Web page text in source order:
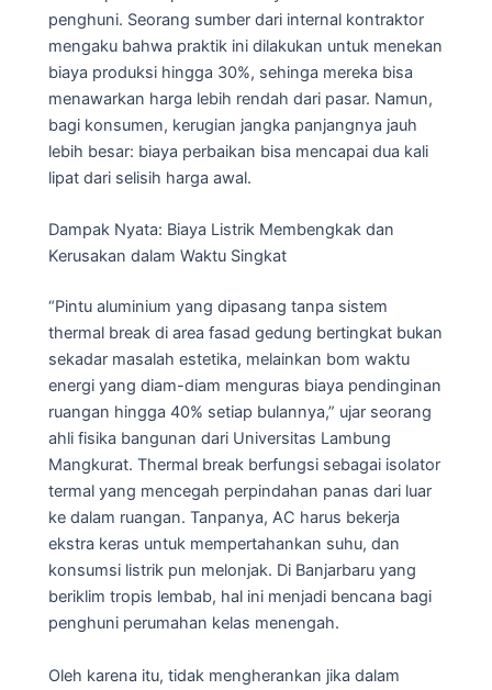
penghuni. Seorang sumber dari internal kontraktor
mengaku bahwa praktik ini dilakukan untuk menekan
biaya produksi hingga 30%, sehinga mereka bisa
menawarkan harga lebih rendah dari pasar. Namun,
bagi konsumen, kerugian jangka panjangnya jauh
lebih besar: biaya perbaikan bisa mencapai dua kali
lipat dari selisih harga awal.
Dampak Nyata: Biaya Listrik Membengkak dan
Kerusakan dalam Waktu Singkat
“Pintu aluminium yang dipasang tanpa sistem
thermal break di area fasad gedung bertingkat bukan
sekadar masalah estetika, melainkan bom waktu
energi yang diam-diam menguras biaya pendinginan
ruangan hingga 40% setiap bulannya,” ujar seorang
ahli fisika bangunan dari Universitas Lambung
Mangkurat. Thermal break berfungsi sebagai isolator
termal yang mencegah perpindahan panas dari luar
ke dalam ruangan. Tanpanya, AC harus bekerja
ekstra keras untuk mempertahankan suhu, dan
konsumsi listrik pun melonjak. Di Banjarbaru yang
beriklim tropis lembab, hal ini menjadi bencana bagi
penghuni perumahan kelas menengah.
Oleh karena itu, tidak mengherankan jika dalam